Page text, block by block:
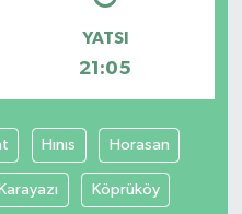
YATSI
21:05
Hınıs Horasan
Karayazı Köprüköy